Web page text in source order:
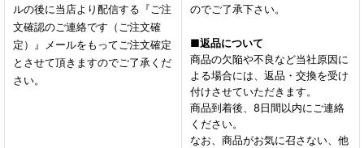
ルの後に当店より配信する『ご注
文確認のご連絡です（ご注文確
定）』メールをもってご注文確定
とさせて頂きますのでご了承くだ
さい。
のでご了承下さい。
■返品について
商品の欠陥や不良など当社原因に
よる場合には、返品・交換を受け
付けさせていただきます。
商品到着後、8日間以内にご連絡
ください。
なお、商品がお気に召さない、他